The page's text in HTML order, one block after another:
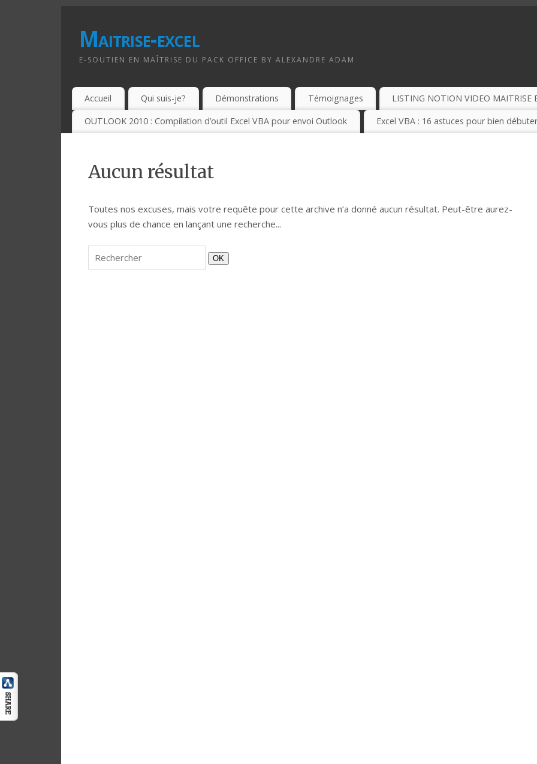
Maitrise-excel
E-SOUTIEN EN MAÎTRISE DU PACK OFFICE BY ALEXANDRE ADAM
Accueil Qui suis-je? Démonstrations Témoignages LISTING NOTION VIDEO MAITRISE
OUTLOOK 2010 : Compilation d’outil Excel VBA pour envoi Outlook Excel VBA : 16 astuces pour bien
Aucun résultat
Toutes nos excuses, mais votre requête pour cette archive n’a donné aucun résultat. Peut-être aurez-
vous plus de chance en lançant une recherche...
OK